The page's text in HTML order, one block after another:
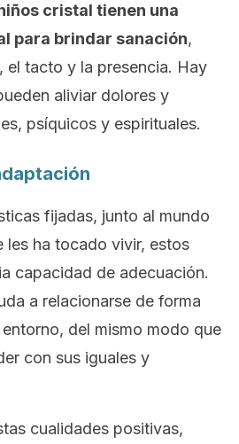
cristal tienen una
para brindar sanación,
el tacto y la presencia. Hay
aliviar dolores y
psíquicos y espirituales.
fijadas, junto al mundo
les ha tocado vivir, estos
capacidad de adecuación.
a relacionarse de forma
del mismo modo que
con sus iguales y
cualidades positivas,